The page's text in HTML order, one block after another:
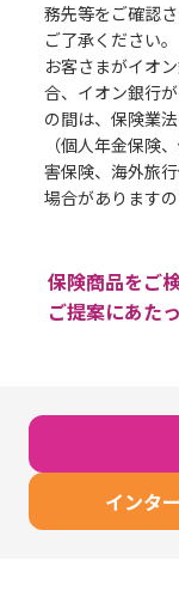
務先等をご確認
ご了承ください。
お客さまがイオ
合、イオン銀行
の間は、保険業
（個人年金保険
害保険、海外旅
場合がありますの
保険商品をご
ご提案にあた
インタ